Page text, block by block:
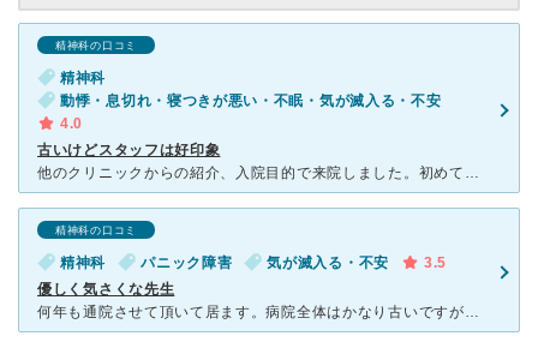
精神科の口コミ
精神科
動悸・息切れ・寝つきが悪い・不眠・気が滅入る・不安
4.0
古いけどスタッフは好印象
他のクリニックからの紹介、入院目的で来院しました。初めて病院をみた感想は古い・汚いでした。 エレベーターもないし、和式のトイレがあるし。 今時、レントゲンのフィルムを印刷していました。 だけど、
精神科の口コミ
精神科 パニック障害 気が滅入る・不安
3.5
優しく気さくな先生
何年も通院させて頂いて居ます。病院全体はかなり古いですが…。看護師さんも、事務員の方もとても親切にして下さいます。 わたしは、担当医が院長先生なのですがふくよかな体格な院長先生は、見た目ドクターに見